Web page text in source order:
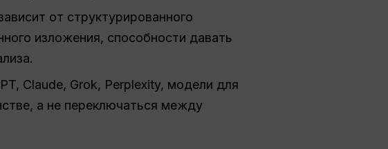
от структурированного
изложения, способности давать
Claude, Grok, Perplexity, модели для
а не переключаться между